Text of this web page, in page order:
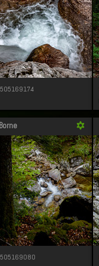
filter_vintage